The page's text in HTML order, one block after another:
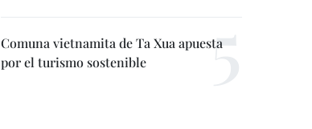
Comuna vietnamita de Ta Xua apuesta
por el turismo sostenible